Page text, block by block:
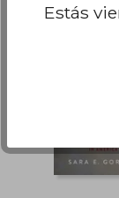
Estás